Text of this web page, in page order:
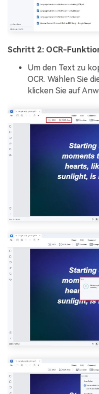
Schritt 2: OCR-
Um den Text zu
OCR. Wählen Sie
klicken Sie auf